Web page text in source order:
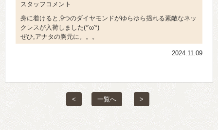
スタッフコメント
身に着けると,9つのダイヤモンドがゆらゆら揺れる素敵なネッ
クレスが入荷しました(*'ω'*)
ぜひ,アナタの胸元に。。。
2024.11.09
< 一覧へ >